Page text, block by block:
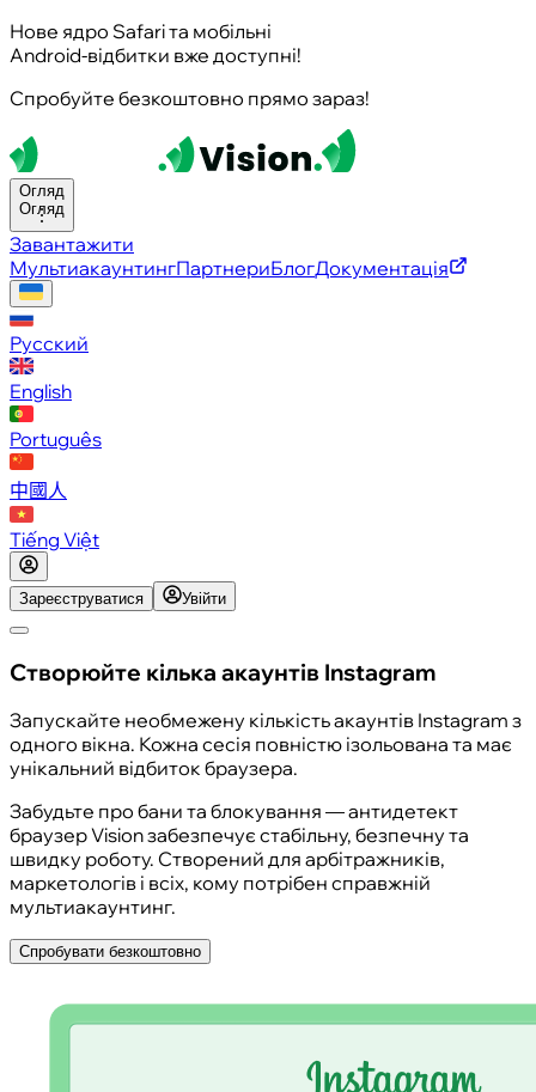
Нове ядро Safari та мобільні
Android-відбитки вже доступні!
Спробуйте безкоштовно прямо зараз!
Огляд
Огляд
Завантажити
МультиакаунтингПартнериБлогДокументація
Русский
English
Português
中國人
Tiếng Việt
Зареєструватися Увійти
Створюйте кілька акаунтів Instagram
Запускайте необмежену кількість акаунтів Instagram з
одного вікна. Кожна сесія повністю ізольована та має
унікальний відбиток браузера.
Забудьте про бани та блокування — антидетект
браузер Vision забезпечує стабільну, безпечну та
швидку роботу. Створений для арбітражників,
маркетологів і всіх, кому потрібен справжній
мультиакаунтинг.
Спробувати безкоштовно